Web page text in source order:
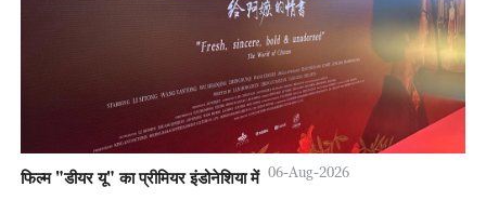
फिल्म "डीयर यू" का प्रीमियर इंडोनेशिया में 06-Aug-2026